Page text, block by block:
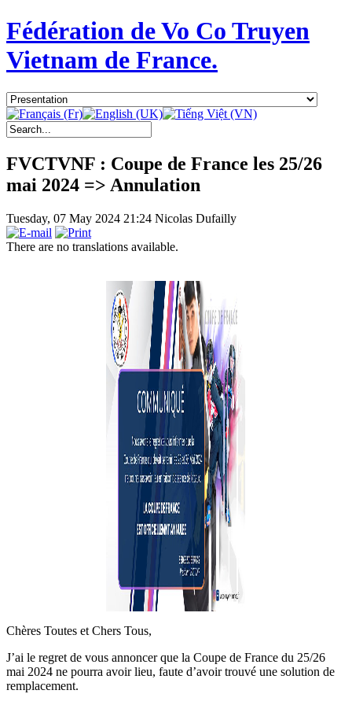
Fédération de Vo Co Truyen
Vietnam de France.
FVCTVNF : Coupe de France les 25/26
mai 2024 => Annulation
Tuesday, 07 May 2024 21:24 Nicolas Dufailly
There are no translations available.
Chères Toutes et Chers Tous,
J’ai le regret de vous annoncer que la Coupe de France du 25/26
mai 2024 ne pourra avoir lieu, faute d’avoir trouvé une solution de
remplacement.